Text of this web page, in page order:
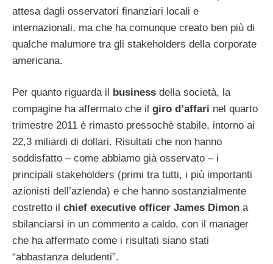
attesa dagli osservatori finanziari locali e
internazionali, ma che ha comunque creato ben più di
qualche malumore tra gli stakeholders della corporate
americana.
Per quanto riguarda il business della società, la
compagine ha affermato che il giro d’affari nel quarto
trimestre 2011 è rimasto pressochè stabile, intorno ai
22,3 miliardi di dollari. Risultati che non hanno
soddisfatto – come abbiamo già osservato – i
principali stakeholders (primi tra tutti, i più importanti
azionisti dell’azienda) e che hanno sostanzialmente
costretto il chief executive officer James Dimon a
sbilanciarsi in un commento a caldo, con il manager
che ha affermato come i risultati siano stati
“abbastanza deludenti”.